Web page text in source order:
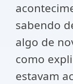
sabendo
algo de
como
estavam